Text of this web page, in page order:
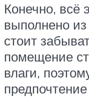
Конечно, всё
выполнено
стоит
помещение
влаги,